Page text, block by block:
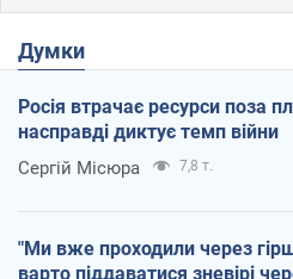
Думки
Росія втрачає ресурси поза
насправді диктує темп війни
Сергій Місюра 7,8 т.
"Ми вже проходили через
варто піддаватися зневірі